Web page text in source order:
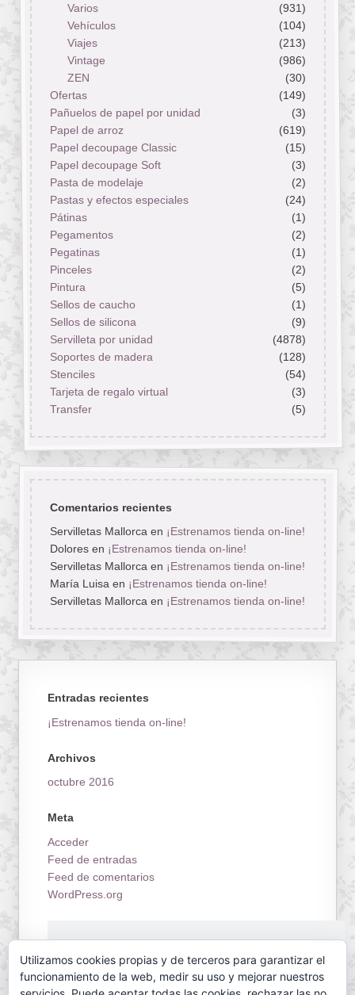
Varios
(931)
Vehículos
(104)
Viajes
(213)
Vintage
(986)
ZEN
(30)
Ofertas
(149)
Pañuelos de papel por unidad
(3)
Papel de arroz
(619)
Papel decoupage Classic
(15)
Papel decoupage Soft
(3)
Pasta de modelaje
(2)
Pastas y efectos especiales
(24)
Pátinas
(1)
Pegamentos
(2)
Pegatinas
(1)
Pinceles
(2)
Pintura
(5)
Sellos de caucho
(1)
Sellos de silicona
(9)
Servilleta por unidad
(4878)
Soportes de madera
(128)
Stenciles
(54)
Tarjeta de regalo virtual
(3)
Transfer
(5)
Comentarios recientes
Servilletas Mallorcaen ¡Estrenamos tienda on-line!
Doloresen ¡Estrenamos tienda on-line!
Servilletas Mallorcaen ¡Estrenamos tienda on-line!
María Luisaen ¡Estrenamos tienda on-line!
Servilletas Mallorcaen ¡Estrenamos tienda on-line!
Entradas recientes
¡Estrenamos tienda on-line!
Archivos
octubre 2016
Meta
Acceder
Feed de entradas
Feed de comentarios
WordPress.org
Utilizamos cookies propias y de terceros para garantizar el
funcionamiento de la web, medir su uso y mejorar nuestros